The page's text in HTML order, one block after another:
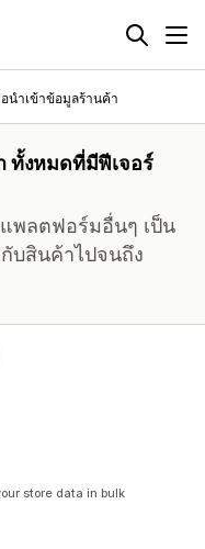
อนำเข้าข้อมูลร้านค้า
ทั้งหมดที่มีฟีเจอร์
พลตฟอร์มอื่นๆ เป็น
กับสินค้าไปจนถึง
store data in bulk